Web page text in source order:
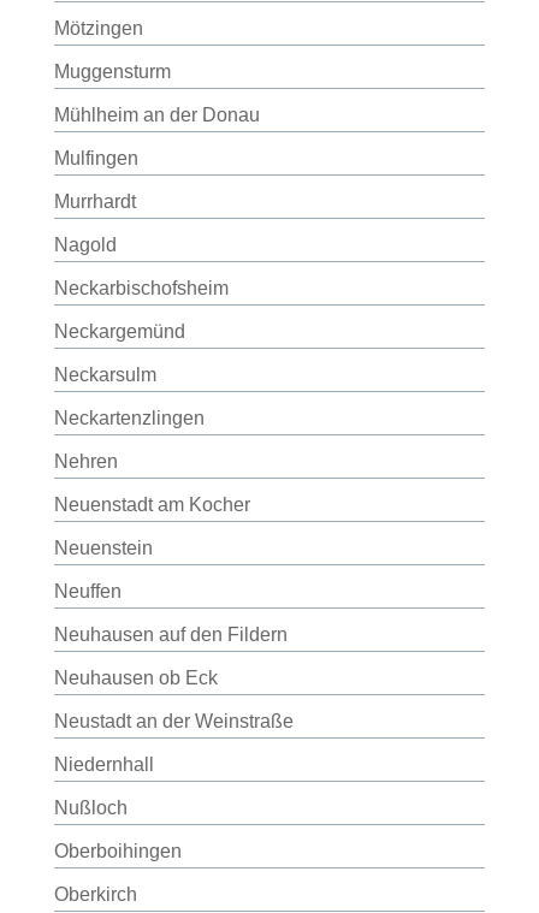
Mötzingen
Muggensturm
Mühlheim an der Donau
Mulfingen
Murrhardt
Nagold
Neckarbischofsheim
Neckargemünd
Neckarsulm
Neckartenzlingen
Nehren
Neuenstadt am Kocher
Neuenstein
Neuffen
Neuhausen auf den Fildern
Neuhausen ob Eck
Neustadt an der Weinstraße
Niedernhall
Nußloch
Oberboihingen
Oberkirch